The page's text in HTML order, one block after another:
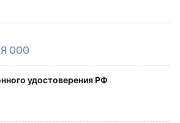
ООО
удостоверения РФ